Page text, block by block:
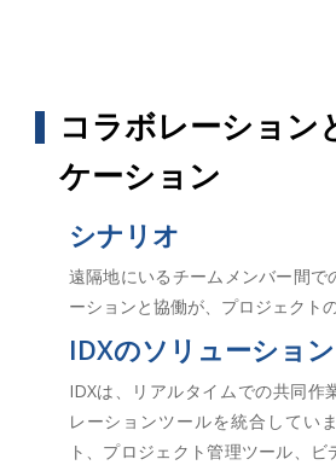
コラボレーション
ケーション
シナリオ
遠隔地にいるチームメンバー間で
ーションと協働が、プロジェクト
IDXのソリューション
IDXは、リアルタイムでの共同作
レーションツールを統合してい
ト、プロジェクト管理ツール、